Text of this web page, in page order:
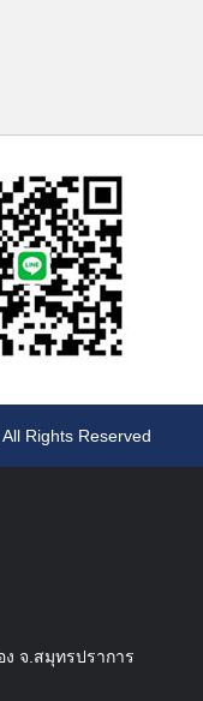
, All Rights Reserved
จ.สมุทรปราการ